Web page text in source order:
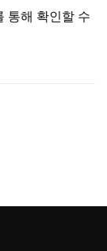
통해 확인할 수